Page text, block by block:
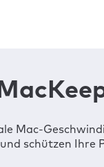
Mac-
schützen Ihre